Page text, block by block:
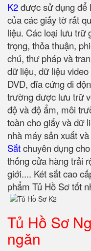
K2được sử dụng để
của các giấy tờ rất
liệu. Các loại lưu trữ
trọng, thỏa thuận,
chú, thư pháp và
dữ liệu, dữ liệu
DVD, đĩa cứng di
trường được lưu trữ
độ và độ ẩm, môi
toàn cho giấy và dữ
nhà máy sản xuất
Sắtchuyên dụng
thống cửa hàng trải
giới.... Két sắt cao
phẩm Tủ Hồ Sơ tốt
Tủ Hồ Sơ
ngăn